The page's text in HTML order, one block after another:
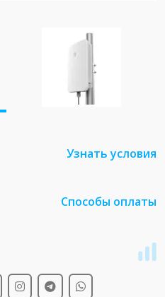
Узнать условия
Способы оплаты